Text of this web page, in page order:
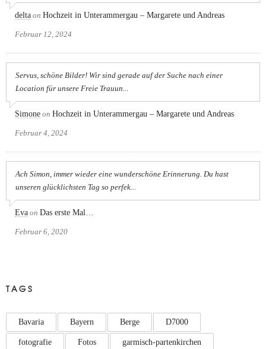
delta on Hochzeit in Unterammergau – Margarete und Andreas
Februar 12, 2024
Servus, schöne Bilder! Wir sind gerade auf der Suche nach einer
Location für unsere Freie Trauun...
Simone on Hochzeit in Unterammergau – Margarete und Andreas
Februar 4, 2024
Ach Simon, immer wieder eine wunderschöne Erinnerung. Du hast
unseren glücklichsten Tag so perfek...
Eva on Das erste Mal…
Februar 6, 2020
TAGS
Bavaria Bayern Berge D7000
fotografie Fotos garmisch-partenkirchen